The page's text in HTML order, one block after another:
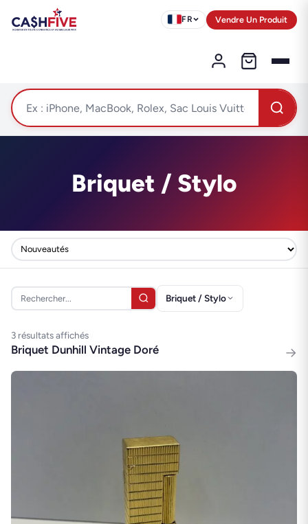
FR Vendre Un Produit
Briquet / Stylo
Briquet / Stylo
3 résultats affichés
Briquet Dunhill Vintage Doré →